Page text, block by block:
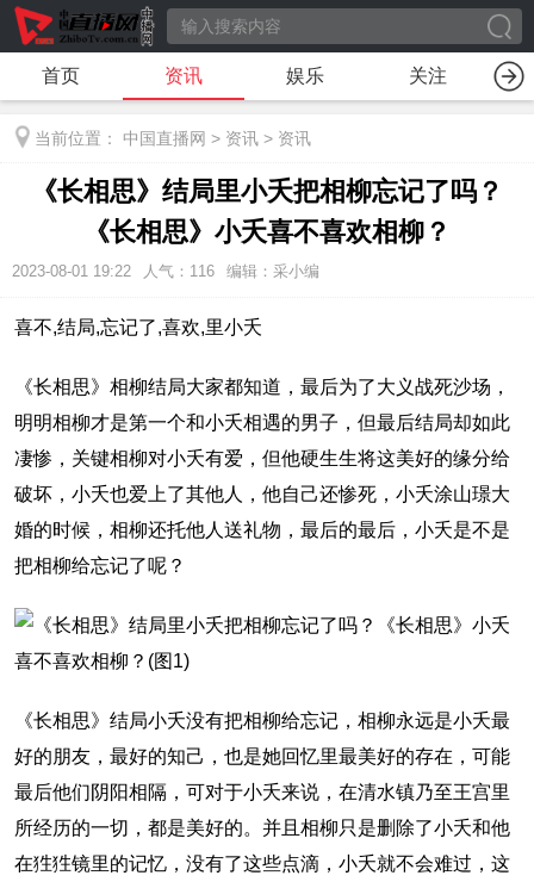
首页 资讯 娱乐 关注
当前位置： 中国直播网 > 资讯 > 资讯
《长相思》结局里小夭把相柳忘记了吗？
《长相思》小夭喜不喜欢相柳？
2023-08-01 19:22 人气： 116 编辑：采小编
喜不,结局,忘记了,喜欢,里小夭
《长相思》相柳结局大家都知道，最后为了大义战死沙场，
明明相柳才是第一个和小夭相遇的男子，但最后结局却如此
凄惨，关键相柳对小夭有爱，但他硬生生将这美好的缘分给
破坏，小夭也爱上了其他人，他自己还惨死，小夭涂山璟大
婚的时候，相柳还托他人送礼物，最后的最后，小夭是不是
把相柳给忘记了呢？
《长相思》结局小夭没有把相柳给忘记，相柳永远是小夭最
好的朋友，最好的知己，也是她回忆里最美好的存在，可能
最后他们阴阳相隔，可对于小夭来说，在清水镇乃至王宫里
所经历的一切，都是美好的。并且相柳只是删除了小夭和他
在狌狌镜里的记忆，没有了这些点滴，小夭就不会难过，这